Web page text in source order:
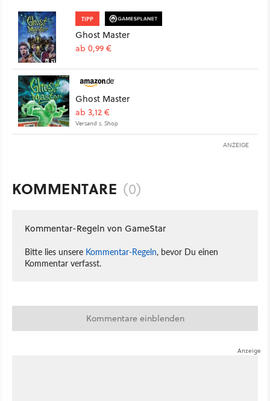
TIPP
Ghost Master
ab 0,99 €
Ghost Master
ab 3,12 €
Versand s. Shop
ANZEIGE
KOMMENTARE (0)
Kommentar-Regeln von GameStar
Bitte lies unsere Kommentar-Regeln, bevor Du einen
Kommentar verfasst.
Kommentare einblenden